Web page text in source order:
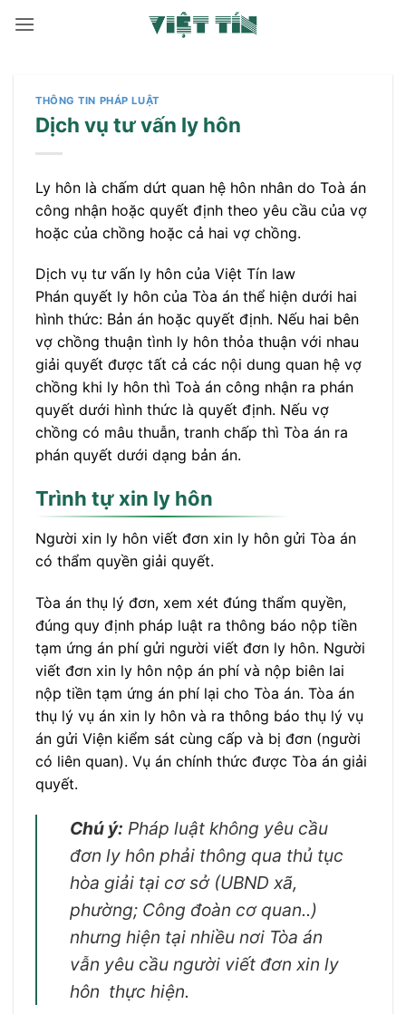
qua
THÔNG TIN PHÁP LUẬT
Dịch vụ tư vấn ly hôn
Ly hôn là chấm dứt quan hệ hôn nhân do Toà án
công nhận hoặc quyết định theo yêu cầu của vợ
hoặc của chồng hoặc cả hai vợ chồng.
Dịch vụ tư vấn ly hôn của Việt Tín law
Phán quyết ly hôn của Tòa án thể hiện dưới hai
hình thức: Bản án hoặc quyết định. Nếu hai bên
vợ chồng thuận tình ly hôn thỏa thuận với nhau
giải quyết được tất cả các nội dung quan hệ vợ
chồng khi ly hôn thì Toà án công nhận ra phán
quyết dưới hình thức là quyết định. Nếu vợ
chồng có mâu thuẫn, tranh chấp thì Tòa án ra
phán quyết dưới dạng bản án.
Trình tự xin ly hôn
Người xin ly hôn viết đơn xin ly hôn gửi Tòa án
có thẩm quyền giải quyết.
Tòa án thụ lý đơn, xem xét đúng thẩm quyền,
đúng quy định pháp luật ra thông báo nộp tiền
tạm ứng án phí gửi người viết đơn ly hôn. Người
viết đơn xin ly hôn nộp án phí và nộp biên lai
nộp tiền tạm ứng án phí lại cho Tòa án. Tòa án
thụ lý vụ án xin ly hôn và ra thông báo thụ lý vụ
án gửi Viện kiểm sát cùng cấp và bị đơn (người
có liên quan). Vụ án chính thức được Tòa án giải
quyết.
Chú ý: Pháp luật không yêu cầu
đơn ly hôn phải thông qua thủ tục
hòa giải tại cơ sở (UBND xã,
phường; Công đoàn cơ quan..)
nhưng hiện tại nhiều nơi Tòa án
vẫn yêu cầu người viết đơn xin ly
hôn thực hiện.